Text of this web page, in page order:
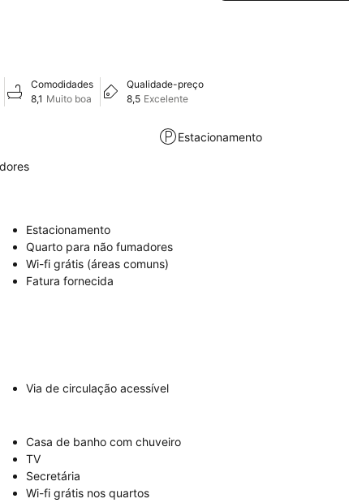
Comodidades
8,1 Muito boa
Qualidade-preço
8,5 Excelente
Estacionamento
Estacionamento
Quarto para não fumadores
Wi-fi grátis (áreas comuns)
Fatura fornecida
Via de circulação acessível
Casa de banho com chuveiro
TV
Secretária
Wi-fi grátis nos quartos